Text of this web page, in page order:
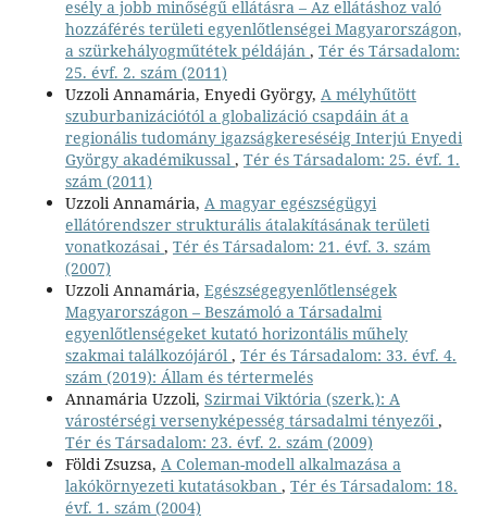
esély a jobb minőségű ellátásra – Az ellátáshoz való
hozzáférés területi egyenlőtlenségei Magyarországon,
a szürkehályogműtétek példáján , Tér és Társadalom:
25. évf. 2. szám (2011)
Uzzoli Annamária, Enyedi György, A mélyhűtött
szuburbanizációtól a globalizáció csapdáin át a
regionális tudomány igazságkereséséig Interjú Enyedi
György akadémikussal , Tér és Társadalom: 25. évf. 1.
szám (2011)
Uzzoli Annamária, A magyar egészségügyi
ellátórendszer strukturális átalakításának területi
vonatkozásai, Tér és Társadalom: 21. évf. 3. szám
(2007)
Uzzoli Annamária, Egészségegyenlőtlenségek
Magyarországon – Beszámoló a Társadalmi
egyenlőtlenségeket kutató horizontális műhely
szakmai találkozójáról , Tér és Társadalom: 33. évf. 4.
szám (2019): Állam és tértermelés
Annamária Uzzoli, Szirmai Viktória (szerk.): A
várostérségi versenyképesség társadalmi tényezői,
Tér és Társadalom: 23. évf. 2. szám (2009)
Földi Zsuzsa, A Coleman-modell alkalmazása a
lakókörnyezeti kutatásokban , Tér és Társadalom: 18.
évf. 1. szám (2004)